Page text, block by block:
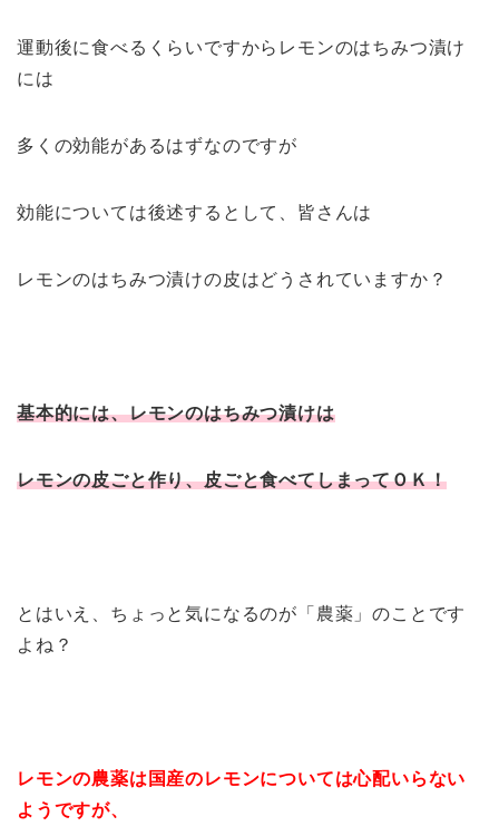
運動後に食べるくらいですからレモンのはちみつ漬け
には
多くの効能があるはずなのですが
効能については後述するとして、皆さんは
レモンのはちみつ漬けの皮はどうされていますか？
基本的には、レモンのはちみつ漬けは
レモンの皮ごと作り、皮ごと食べてしまってＯＫ！
とはいえ、ちょっと気になるのが「農薬」のことです
よね？
レモンの農薬は国産のレモンについては心配いらない
ようですが、